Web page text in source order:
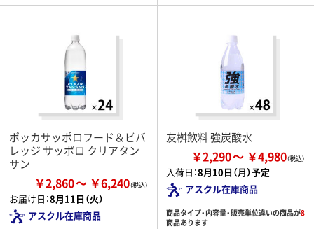
ポッカサッポロフード＆ビバ
レッジ サッポロ クリアタン
サン
￥2,860 ￥6,240
お届け日：8月11日（火）
アスクル在庫商品
友桝飲料 強炭酸水
￥2,290 ￥4,980
入荷日：8月10日（月）予定
アスクル在庫商品
商品タイプ・内容量・販売単位違いの商品が8
商品あります